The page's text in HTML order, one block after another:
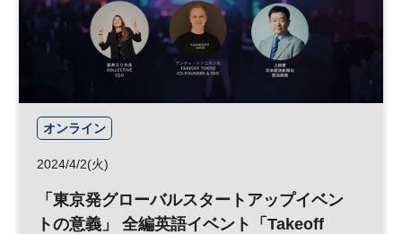
オンライン
2024/4/2(火)
「東京発グローバルスタートアップイベン
トの意義」 全編英語イベント「Takeoff